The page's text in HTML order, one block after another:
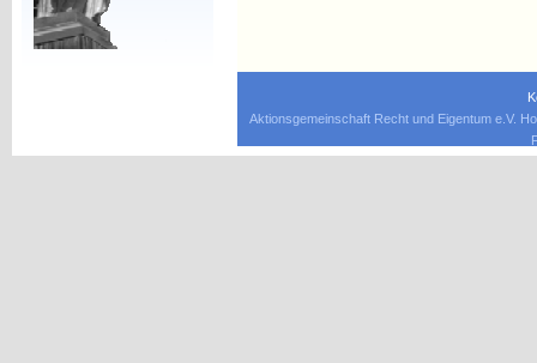
Aktionsgemeinschaft Recht und Eigentum e.V.